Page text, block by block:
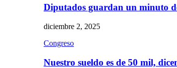
Diputados guardan un minuto
diciembre 2, 2025
Congreso
Nuestro sueldo es de 50 mil,